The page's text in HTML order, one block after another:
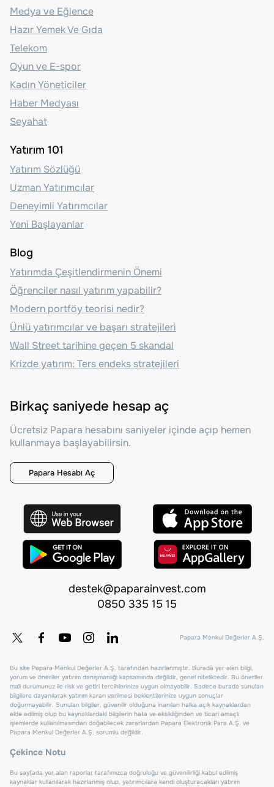
Medya ve Eğlence
Hazır Yemek Ve Gıda
Telekom
Oyun ve E-spor
Kadın Yöneticiler
Haber Medyası
Seyahat
Yatırım 101
Yatırım Sözlüğü
Uzman Yatırımcılar
Deneyimli Yatırımcılar
Yeni Başlayanlar
Blog
Yatırımda Çeşitlendirmenin Önemi
Öğrenciler nasıl yatırım yapabilir?
Modern portföy teorisi nedir?
Ünlü yatırımcılar ve başarı stratejileri
Wall Street tarihine geçen 5 skandal
Krizde yatırım: Ters endeks stratejileri
Birkaç saniyede hesap aç
Ücretsiz Papara hesabını saniyeler içinde açıp hemen
kullanmaya başlayabilirsin.
Papara Hesabı Aç
destek@paparainvest.com
0850 335 15 15
Papara Menkul Değerler A.Ş.
Bu site Papara Menkul Değerler A.Ş. tarafından hazırlanmıştır. Burada yer alan bilgi,
yorum ve öneriler yatırım danışmanlığı kapsamında değildir, genel niteliktedir. Bu öneriler
mali durumunuz ile risk ve getiri tercihlerinize uygun olmayabilir. Sadece burada sunulan
bilgilere dayanılarak yatırım kararı verilmesi beklentilerinize uygun sonuçlar
doğurmayabilir. Sunulan bilgiler, güvenilir olduğuna inanılan halka açık kaynaklardan
elde edilmiş olup bu kaynaklardaki bilgilerin hata ve eksikliğinden ve ticari amaçlı
işlemlerde kullanılmasından doğabilecek zararlardan Papara Elektronik Para A.Ş. ve
Papara Menkul Değerler A.Ş. sorumlu değildir.
Çekince Notu
Bu sayfada yer alan raporlar tarafımızca doğruluğu ve güvenilirliği kabul edilmiş
kaynaklar kullanılarak hazırlanmış olup, yatırımcılara kendi oluşturacakları yatırım